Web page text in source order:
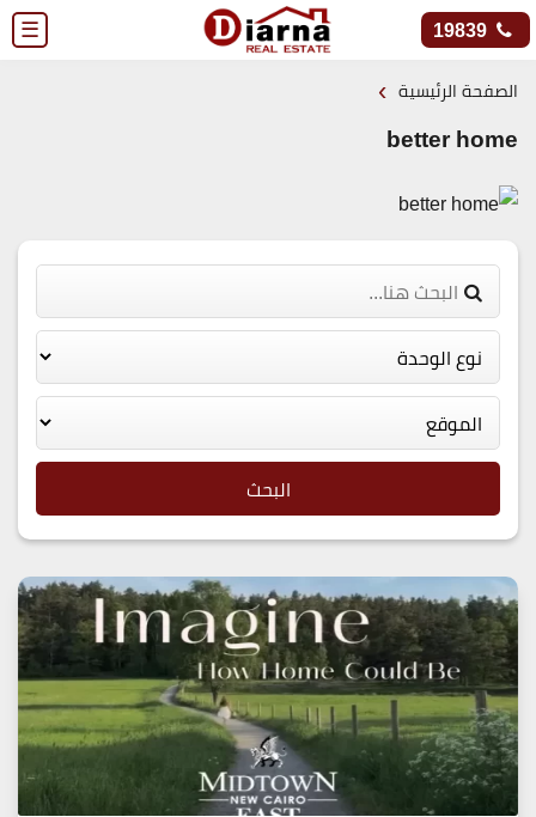
☰ 19839
الصفحة الرئيسية ›
better home
البحث